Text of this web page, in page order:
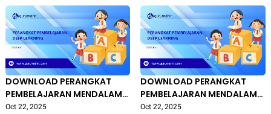
DOWNLOAD PERANGKAT
PEMBELAJARAN MENDALAM
DEEP LEARNING KELAS 9
Oct 22, 2025
DOWNLOAD PERANGKAT
PEMBELAJARAN MENDALAM
DEEP LEARNING KELAS 8
Oct 22, 2025